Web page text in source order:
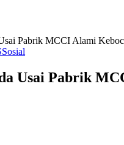
Pabrik MCCI Alami
Sosial
Usai Pabrik